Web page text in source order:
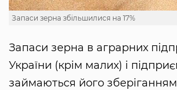
Запаси зерна збільшилися на 17%
Запаси зерна в аграрних
України (крім малих) і
займаються його зберіганням